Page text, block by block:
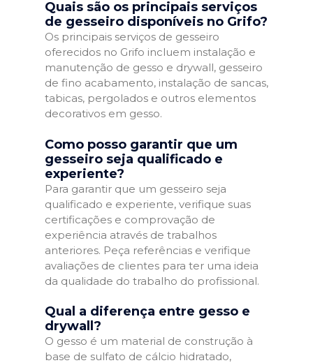
Quais são os principais serviços
de gesseiro disponíveis no Grifo?
Os principais serviços de gesseiro
oferecidos no Grifo incluem instalação e
manutenção de gesso e drywall, gesseiro
de fino acabamento, instalação de sancas,
tabicas, pergolados e outros elementos
decorativos em gesso.
Como posso garantir que um
gesseiro seja qualificado e
experiente?
Para garantir que um gesseiro seja
qualificado e experiente, verifique suas
certificações e comprovação de
experiência através de trabalhos
anteriores. Peça referências e verifique
avaliações de clientes para ter uma ideia
da qualidade do trabalho do profissional.
Qual a diferença entre gesso e
drywall?
O gesso é um material de construção à
base de sulfato de cálcio hidratado,